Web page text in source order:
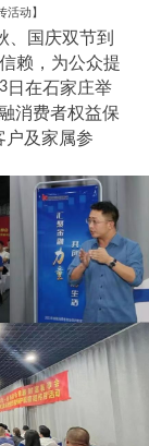
动】
、国庆双节到
赖，为公众提
日在石家庄举
消费者权益保
户及家属参